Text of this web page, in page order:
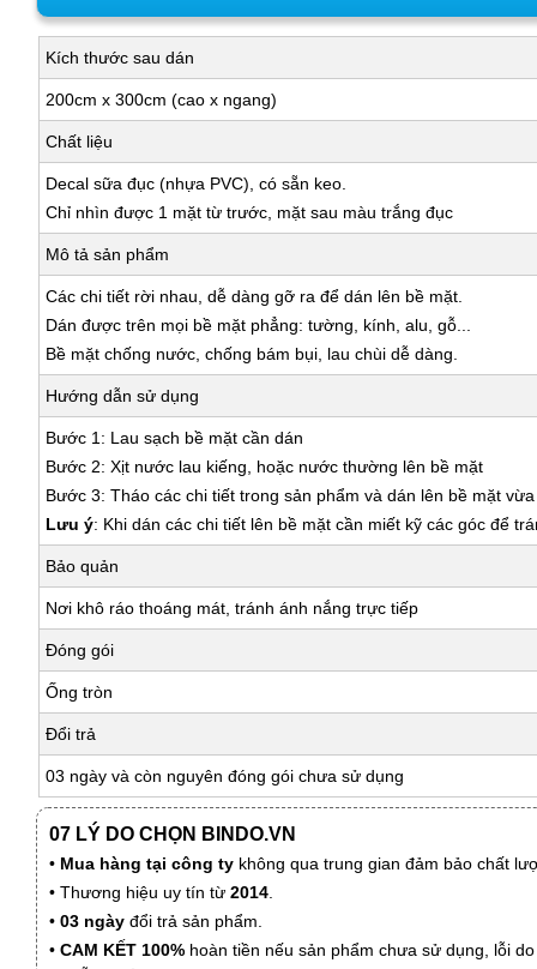
Kích thước sau dán
200cm x 300cm (cao x ngang)
Chất liệu
Decal sữa đục (nhựa PVC), có sẵn keo.
Chỉ nhìn được 1 mặt từ trước, mặt sau màu trắng đục
Mô tả sản phẩm
Các chi tiết rời nhau, dễ dàng gỡ ra để dán lên bề mặt.
Dán được trên mọi bề mặt phẳng: tường, kính, alu, gỗ...
Bề mặt chống nước, chống bám bụi, lau chùi dễ dàng.
Hướng dẫn sử dụng
Bước 1: Lau sạch bề mặt cần dán
Bước 2: Xịt nước lau kiếng, hoặc nước thường lên bề mặt
Bước 3: Tháo các chi tiết trong sản phẩm và dán lên bề mặt
Lưu ý: Khi dán các chi tiết lên bề mặt cần miết kỹ các góc để
Bảo quản
Nơi khô ráo thoáng mát, tránh ánh nắng trực tiếp
Đóng gói
Ống tròn
Đổi trả
03 ngày và còn nguyên đóng gói chưa sử dụng
07 LÝ DO CHỌN BINDO.VN
• Mua hàng tại công ty không qua trung gian đảm bảo chất
• Thương hiệu uy tín từ 2014.
• 03 ngày đổi trả sản phẩm.
• CAM KẾT 100% hoàn tiền nếu sản phẩm chưa sử dụng, lỗi